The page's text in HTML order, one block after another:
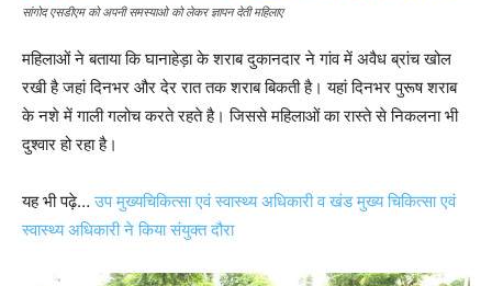
सांगोद एसडीएम को अपनी समस्याओ को लेकर ज्ञापन देती महिलाए
महिलाओं ने बताया कि घानाहेड़ा के शराब दुकानदार ने गांव में अवैध ब्रांच खोल
रखी है जहां दिनभर और देर रात तक शराब बिकती है। यहां दिनभर पुरूष शराब
के नशे में गाली गलोच करते रहते है। जिससे महिलाओं का रास्ते से निकलना भी
दुश्वार हो रहा है।
यह भी पढ़े…उप मुख्यचिकित्सा एवं स्वास्थ्य अधिकारी व खंड मुख्य चिकित्सा एवं
स्वास्थ्य अधिकारी ने किया संयुक्त दौरा